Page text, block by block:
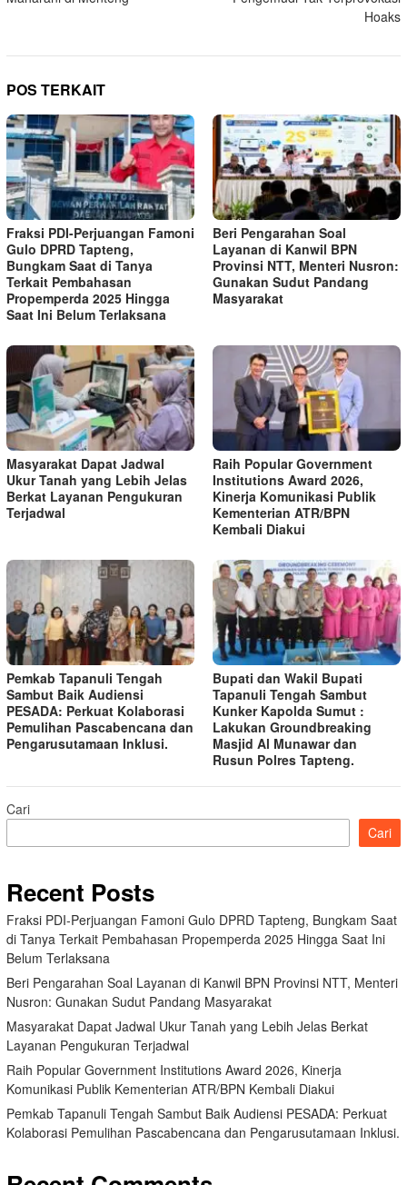
Hoaks
POS TERKAIT
Fraksi PDI-Perjuangan Famoni
Gulo DPRD Tapteng,
Bungkam Saat di Tanya
Terkait Pembahasan
Propemperda 2025 Hingga
Saat Ini Belum Terlaksana
Beri Pengarahan Soal
Layanan di Kanwil BPN
Provinsi NTT, Menteri Nusron:
Gunakan Sudut Pandang
Masyarakat
Masyarakat Dapat Jadwal
Ukur Tanah yang Lebih Jelas
Berkat Layanan Pengukuran
Terjadwal
Raih Popular Government
Institutions Award 2026,
Kinerja Komunikasi Publik
Kementerian ATR/BPN
Kembali Diakui
Pemkab Tapanuli Tengah
Sambut Baik Audiensi
PESADA: Perkuat Kolaborasi
Pemulihan Pascabencana dan
Pengarusutamaan Inklusi.
Bupati dan Wakil Bupati
Tapanuli Tengah Sambut
Kunker Kapolda Sumut :
Lakukan Groundbreaking
Masjid Al Munawar dan
Rusun Polres Tapteng.
Cari
Cari
Recent Posts
Fraksi PDI-Perjuangan Famoni Gulo DPRD Tapteng, Bungkam Saat
di Tanya Terkait Pembahasan Propemperda 2025 Hingga Saat Ini
Belum Terlaksana
Beri Pengarahan Soal Layanan di Kanwil BPN Provinsi NTT, Menteri
Nusron: Gunakan Sudut Pandang Masyarakat
Masyarakat Dapat Jadwal Ukur Tanah yang Lebih Jelas Berkat
Layanan Pengukuran Terjadwal
Raih Popular Government Institutions Award 2026, Kinerja
Komunikasi Publik Kementerian ATR/BPN Kembali Diakui
Pemkab Tapanuli Tengah Sambut Baik Audiensi PESADA: Perkuat
Kolaborasi Pemulihan Pascabencana dan Pengarusutamaan Inklusi.